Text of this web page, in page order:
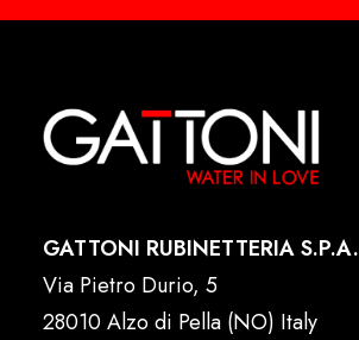
GATTONI RUBINETTERIA S.P.A.
Via Pietro Durio, 5
28010 Alzo di Pella (NO) Italy